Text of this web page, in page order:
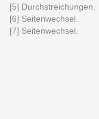
[5] Durchstreichungen.
[6] Seitenwechsel.
[7] Seitenwechsel.